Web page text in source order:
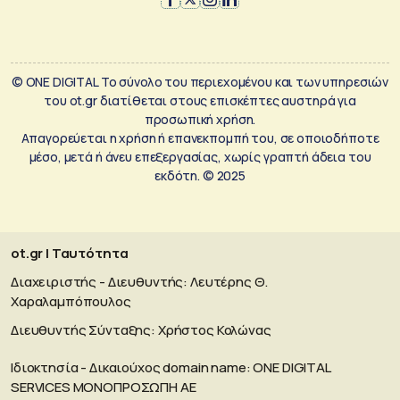
© ONE DIGITAL Το σύνολο του περιεχομένου και των υπηρεσιών
του ot.gr διατίθεται στους επισκέπτες αυστηρά για
προσωπική χρήση.
Απαγορεύεται η χρήση ή επανεκπομπή του, σε οποιοδήποτε
μέσο, μετά ή άνευ επεξεργασίας, χωρίς γραπτή άδεια του
εκδότη. © 2025
ot.gr | Ταυτότητα
Διαχειριστής - Διευθυντής: Λευτέρης Θ.
Χαραλαμπόπουλος
Διευθυντής Σύνταξης: Χρήστος Κολώνας
Ιδιοκτησία - Δικαιούχος domain name: ΟΝΕ DIGITAL
SERVICES MONOΠΡΟΣΩΠΗ ΑΕ